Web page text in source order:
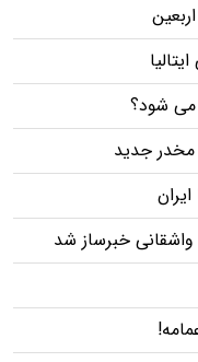
می شود؟
مخدر جدید